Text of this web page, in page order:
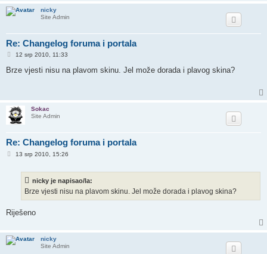
nicky
Site Admin
Re: Changelog foruma i portala
P
s
12 srp 2010, 11:33
Brze vjesti nisu na plavom skinu. Jel može dorada i plavog skina?
Sokac
Site Admin
Re: Changelog foruma i portala
P13 srp 2010, 15:26
nicky je napisao/la:
Brze vjesti nisu na plavom skinu. Jel može dorada i plavog skina?
Riješeno
nicky
Site Admin